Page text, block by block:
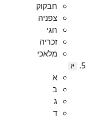
חבקוק
צפניה
חגי
זכריה
מלאכי
יז
א
ב
ג
ד